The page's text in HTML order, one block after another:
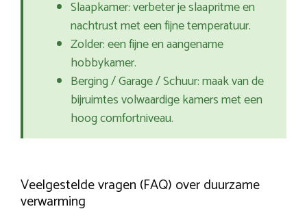
Slaapkamer: verbeter je slaapritme en
nachtrust met een fijne temperatuur.
Zolder: een fijne en aangename
hobbykamer.
Berging / Garage / Schuur: maak van de
bijruimtes volwaardige kamers met een
hoog comfortniveau.
Veelgestelde vragen (FAQ) over duurzame
verwarming